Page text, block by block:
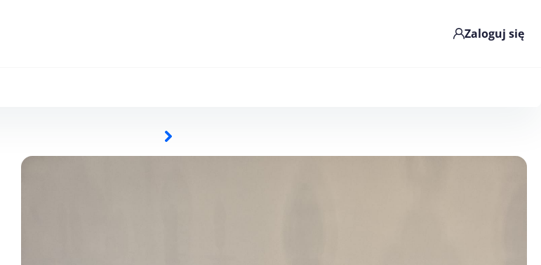
Zaloguj się